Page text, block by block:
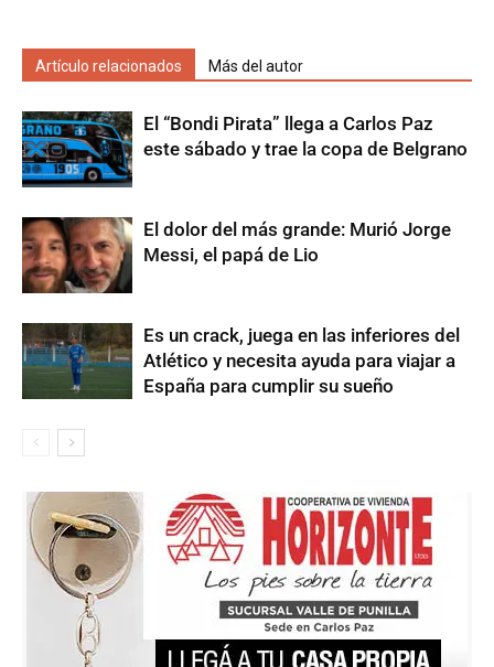
Artículo relacionados Más del autor
El “Bondi Pirata” llega a Carlos Paz
este sábado y trae la copa de Belgrano
El dolor del más grande: Murió Jorge
Messi, el papá de Lio
Es un crack, juega en las inferiores del
Atlético y necesita ayuda para viajar a
España para cumplir su sueño